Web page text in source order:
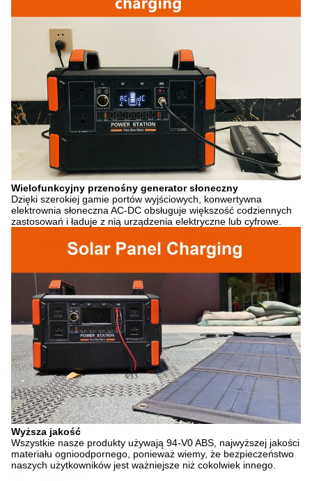
Wielofunkcyjny przenośny generator słoneczny
Dzięki szerokiej gamie portów wyjściowych, konwertywna
elektrownia słoneczna AC-DC obsługuje większość codziennych
zastosowań i ładuje z nią urządzenia elektryczne lub cyfrowe.
Wyższa jakość
Wszystkie nasze produkty używają 94-V0 ABS, najwyższej jakości
materiału ognioodpornego, ponieważ wiemy, że bezpieczeństwo
naszych użytkowników jest ważniejsze niż cokolwiek innego.